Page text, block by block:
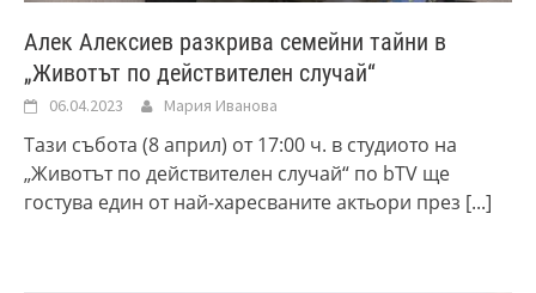
Алек Алексиев разкрива семейни тайни в
„Животът по действителен случай“
06.04.2023 Мария Иванова
Тази събота (8 април) от 17:00 ч. в студиото на
„Животът по действителен случай“ по bTV ще
гостува един от най-харесваните актьори през [...]